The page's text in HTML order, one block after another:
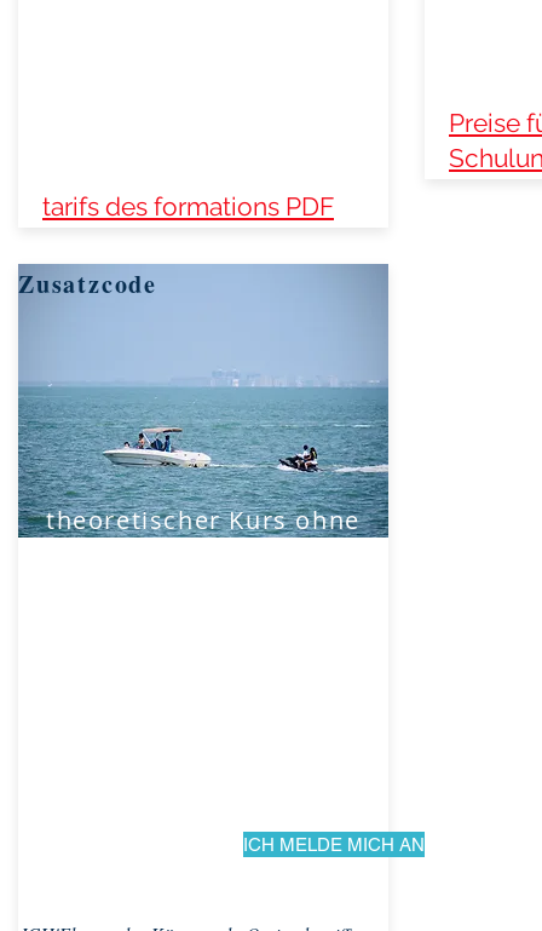
tarifs des formations PDF
Preise
theoretischer Kurs ohne
Zusatzcode
ICH MELDE MICH AN